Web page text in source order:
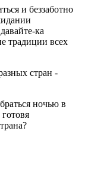
и беззаботно
ка
традиции всех
ночью в